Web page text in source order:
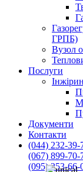
ГРПБ)
Вузол
Послуги
Документи
Контакти
(044) 232-39-
(067) 899-70-
(095) 253-66-